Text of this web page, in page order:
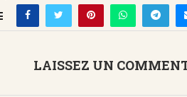
LAISSEZ UN